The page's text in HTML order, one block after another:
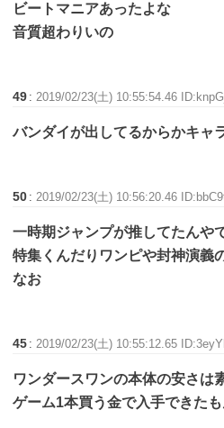
ビートマニアあったよな
音質超わりいの
49 :2019/02/23(土) 10:55:54.46
バンダイが出してるからかキャ
50 :2019/02/23(土) 10:56:20.46
一時期ジャンプが推してたんや
特集くんだりワンピや封神演義
なお
45 :2019/02/23(土) 10:55:12.65
ワンダースワンの本体の安さは
ゲーム1本買う金で入手できた